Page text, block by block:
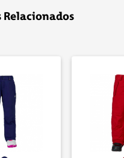
Relacionados